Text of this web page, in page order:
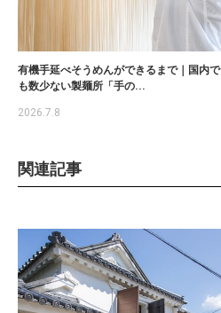
有機手延べそうめんができるまで｜国内で
も数少ない製麺所「手の...
2026.7.8
関連記事